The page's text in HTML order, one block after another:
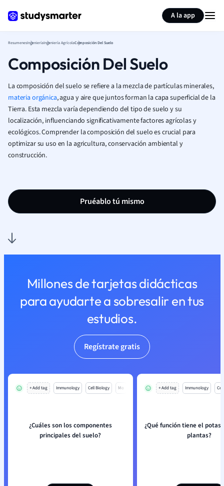
A la app
ResumenesIngenieríaIngeniería AgrícolaComposición Del Suelo
Composición Del Suelo
La composición del suelo se refiere a la mezcla de partículas minerales,
materia orgánica, agua y aire que juntos forman la capa superficial de la
Tierra. Esta mezcla varía dependiendo del tipo de suelo y su
localización, influenciando significativamente factores agrícolas y
ecológicos. Comprender la composición del suelo es crucial para
optimizar su uso en la agricultura, conservación ambiental y
construcción.
Pruéablo tú mismo
Millones de tarjetas didácticas
para ayudarte a sobresalir en tus
estudios.
Regístrate gratis
+ Add tag Immunology Cell Biology Mo
¿Cuáles son los componentes
principales del suelo?
+ Add tag Immunology
¿Qué función tiene el
plantas?
Resumir página